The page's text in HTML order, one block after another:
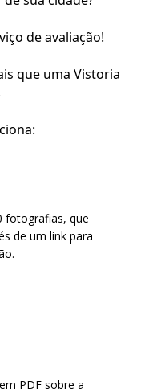
de avaliação!
que uma Vistoria
fotografias, que
de um link para
PDF sobre a